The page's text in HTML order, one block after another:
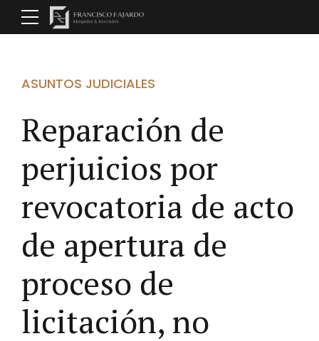
ASUNTOS JUDICIALES
Reparación de
perjuicios por
revocatoria de acto
de apertura de
proceso de
licitación, no